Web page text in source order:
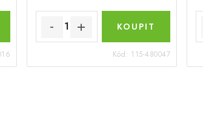
Kód: 115-480047